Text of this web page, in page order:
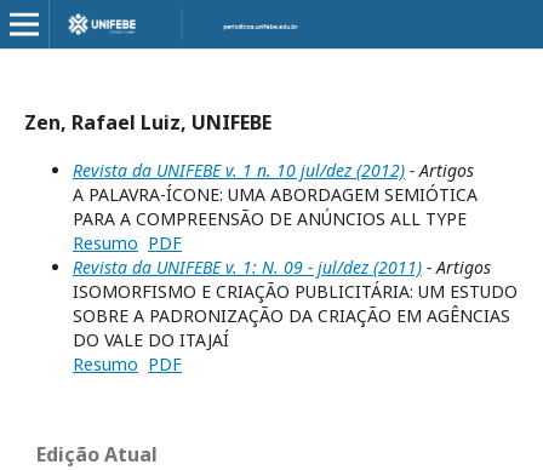
Zen, Rafael Luiz, UNIFEBE
Revista da UNIFEBE v. 1 n. 10 jul/dez (2012) - Artigos
A PALAVRA-ÍCONE: UMA ABORDAGEM SEMIÓTICA
PARA A COMPREENSÃO DE ANÚNCIOS ALL TYPE
Resumo PDF
Revista da UNIFEBE v. 1: N. 09 - jul/dez (2011) - Artigos
ISOMORFISMO E CRIAÇÃO PUBLICITÁRIA: UM ESTUDO
SOBRE A PADRONIZAÇÃO DA CRIAÇÃO EM AGÊNCIAS
DO VALE DO ITAJAÍ
Resumo PDF
Edição Atual